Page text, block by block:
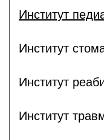
Институт
Институт
Институт
Институт